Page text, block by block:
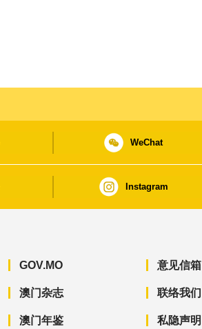
WeChat
Instagram
GOV.MO
澳门杂志
澳门年鉴
意见信箱
联络我们
私隐声明